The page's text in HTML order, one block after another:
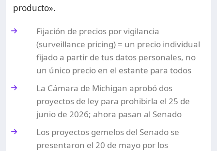
producto».
Fijación de precios por vigilancia
(surveillance pricing) = un precio individual
fijado a partir de tus datos personales, no
un único precio en el estante para todos
La Cámara de Michigan aprobó dos
proyectos de ley para prohibirla el 25 de
junio de 2026; ahora pasan al Senado
Los proyectos gemelos del Senado se
presentaron el 20 de mayo por los